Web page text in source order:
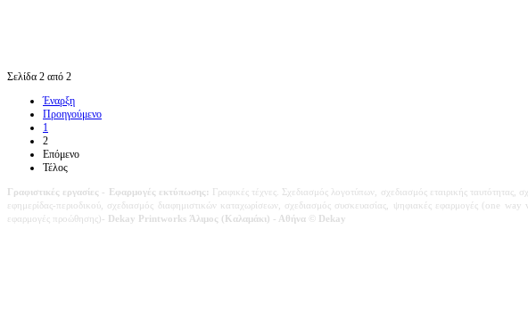
Σελίδα 2 από 2
Έναρξη
Προηγούμενο
1
2
Επόμενο
Τέλος
Γραφιστικές εργασίες - Εφαρμογές εκτύπωσης:
Γραφικές τέχνες. Σχεδιασμός λογοτύπων, σχεδιασμός εταιρικής
εφημερίδας-περιοδικού,
σχεδιασμός διαφημιστικών καταχωρίσεων,
σχεδιασμός συσκευασίας, ψηφιακές εφαρμογές (one
εφαρμογές προώθησης)-
Dekay Printworks Άλιμος (Καλαμάκι) - Αθήνα © Dekay